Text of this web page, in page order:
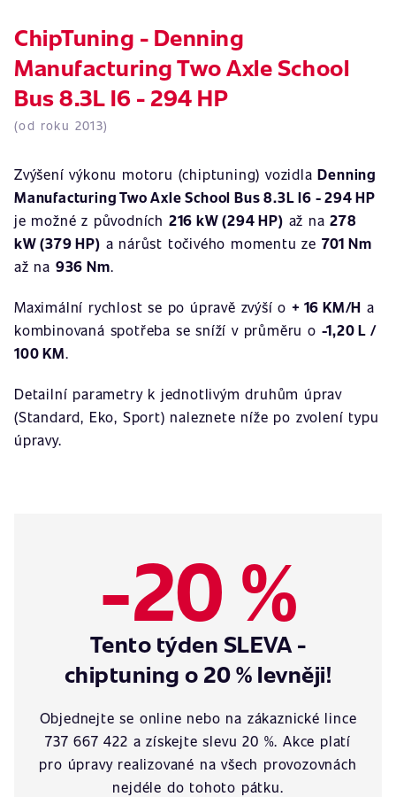
ChipTuning - Denning
Manufacturing Two Axle School
Bus 8.3L I6 - 294 HP
(od roku 2013)
Zvýšení výkonu motoru (chiptuning) vozidlaDenning
Manufacturing Two Axle School Bus 8.3L I6 - 294 HP
je možné z původních 216 kW (294 HP) až na278
kW (379 HP) a nárůst točivého momentu ze 701 Nm
až na 936 Nm.
Maximální rychlost se po úpravě zvýší o + 16 KM/H a
kombinovaná spotřeba se sníží v průměru o -1,20 L /
100 KM.
Detailní parametry k jednotlivým druhům úprav
(Standard, Eko, Sport) naleznete níže po zvolení typu
úpravy.
-20 %
Tento týden SLEVA -
chiptuning o 20 % levněji!
Objednejte se online nebo na zákaznické lince
737 667 422 a získejte slevu 20 %. Akce platí
pro úpravy realizované na všech provozovnách
nejdéle do tohoto pátku.